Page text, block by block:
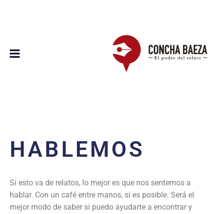
HABLEMOS
Si esto va de relatos, lo mejor es que nos sentemos a
hablar. Con un café entre manos, si es posible. Será el
mejor modo de saber si puedo ayudarte a encontrar y